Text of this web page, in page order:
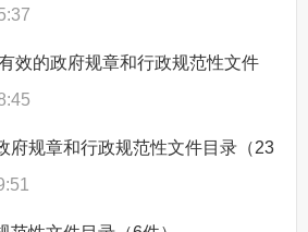
效的政府规章和行政规范性文件
府规章和行政规范性文件目录（23